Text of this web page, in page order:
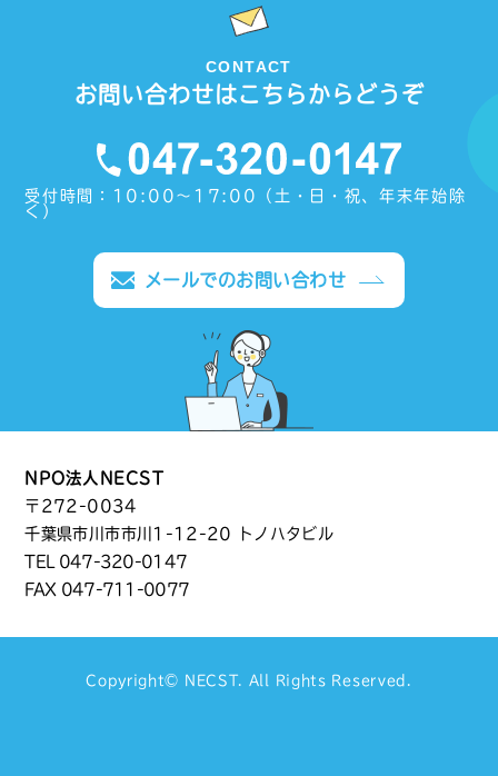
CONTACT
お問い合わせはこちらからどうぞ
受付時間：10:00〜17:00（土・日・祝、年末年始除
く）
メールでのお問い合わせ
NPO法人NECST
〒272-0034
千葉県市川市市川1-12-20 トノハタビル
TEL 047-320-0147
FAX 047-711-0077
Copyright© NECST. All Rights Reserved.